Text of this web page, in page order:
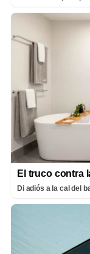
El truco contra
Di adiós a la cal del